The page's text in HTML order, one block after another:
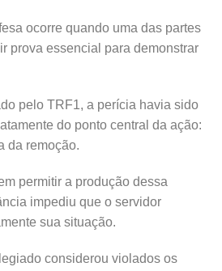
ocorre quando uma das partes
prova essencial para demonstrar
pelo TRF1, a perícia havia sido
do ponto central da ação:
da remoção.
permitir a produção dessa
impediu que o servidor
sua situação.
considerou violados os